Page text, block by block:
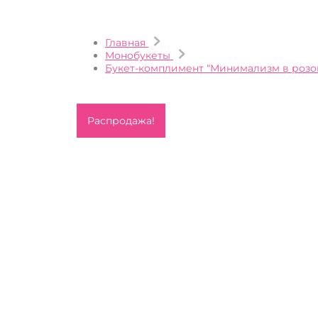
Главная
Монобукеты
Букет-комплимент “Минимализм в
Распродажа!